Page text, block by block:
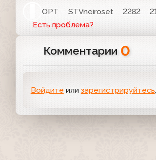
ОРТ STVneiroset 2282
Есть проблема?
Комментарии 0
Войдите или зарегистрируйтесь